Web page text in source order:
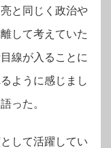
と同じく政治や
して考えていた
線が入ることに
ように感じまし
った。
して活躍してい